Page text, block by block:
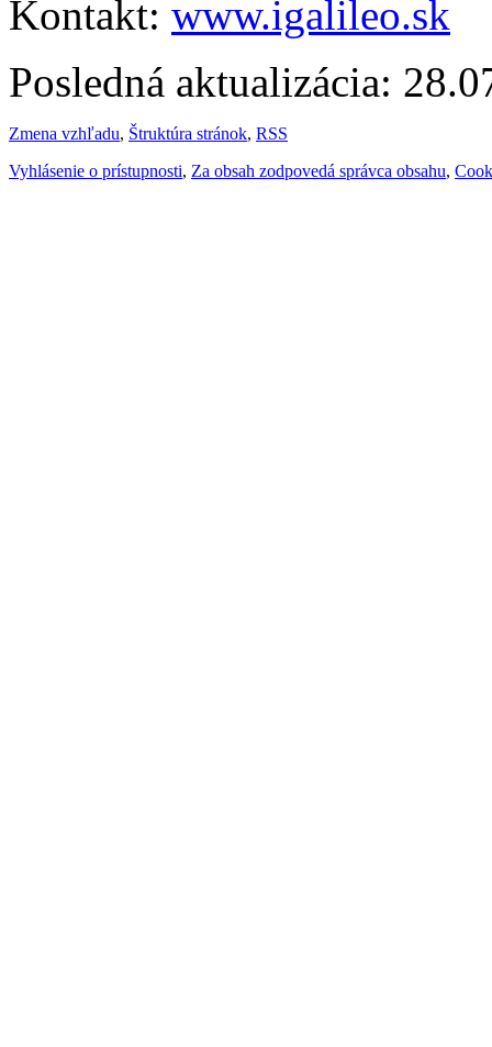
Kontakt: www.igalileo.sk
Posledná aktualizácia:
Zmena vzhľadu, Štruktúra stránok, RSS
Vyhlásenie o prístupnosti, Za obsah zodpovedá správca obsahu,